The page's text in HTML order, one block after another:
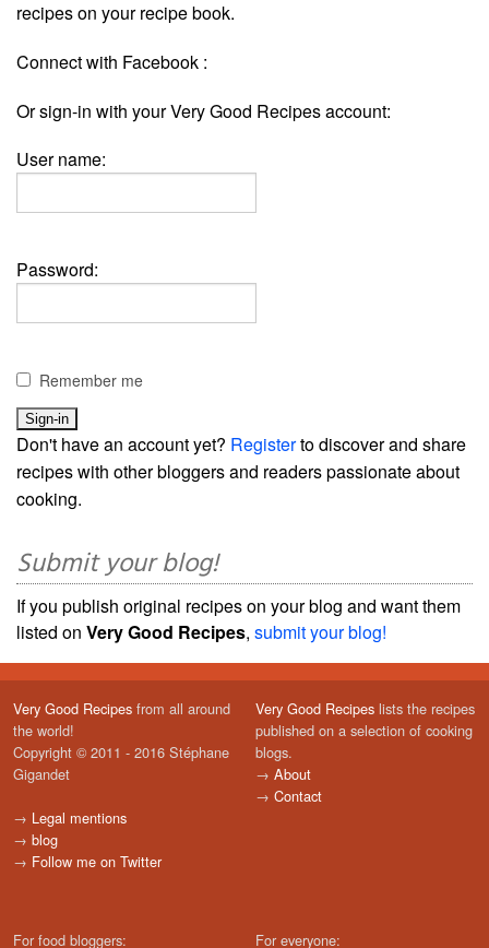
recipes on your recipe book.
Connect with Facebook :
Or sign-in with your Very Good Recipes account:
User name:
Password:
Remember me
Don't have an account yet? Registerto discover and share
recipes with other bloggers and readers passionate about
cooking.
Submit your blog!
If you publish original recipes on your blog and want them
listed on Very Good Recipes, submit your blog!
Very Good Recipes from all around
the world!
Copyright © 2011 - 2016 Stéphane
Gigandet
→ Legal mentions
→ blog
→ Follow me on Twitter
Very Good Recipes lists the recipes
published on a selection of cooking
blogs.
→ About
→ Contact
For food bloggers: For everyone: